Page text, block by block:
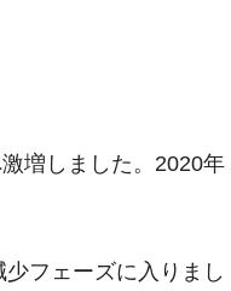
激増しました。2020年
フェーズに入りまし